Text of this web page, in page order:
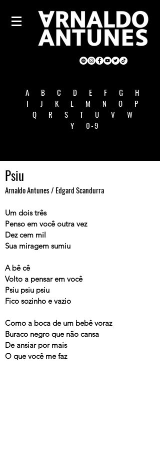
A B C D E F G
H
I
J K L M N O
P
Q
R S T U V
W
Y
0-9
Psiu
Arnaldo Antunes / Edgard Scandurra
Um dois três
Penso em você outra vez
Dez cem mil
Sua miragem sumiu
A bê cê
Volto a pensar em você
Psiu psiu psiu
Fico sozinho e vazio
Como a boca de um bebê voraz
Buraco negro que não cansa
De ansiar por mais
O que você me faz